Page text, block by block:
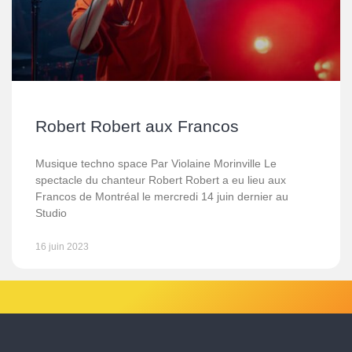
Robert Robert aux Francos
Musique techno space Par Violaine Morinville Le
spectacle du chanteur Robert Robert a eu lieu aux
Francos de Montréal le mercredi 14 juin dernier au
Studio
16 juin 2023